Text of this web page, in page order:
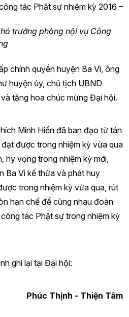
tác Phật sự nhiệm kỳ 2016 –
trưởng phòng nội vụ Công
chính quyền huyện Ba Vì, ông
huyện ủy, chủ tịch UBND
tặng hoa chúc mừng Đại hội.
Minh Hiền đã ban đạo từ tán
được trong nhiệm kỳ vừa qua
hy vọng trong nhiệm kỳ mới,
Ba Vì kế thừa và phát huy
trong nhiệm kỳ vừa qua, rút
hạn chế để cùng nhau đoàn
tác Phật sự trong nhiệm kỳ
ghi lại tại Đại hội:
Phúc Thịnh - Thiện Tâm